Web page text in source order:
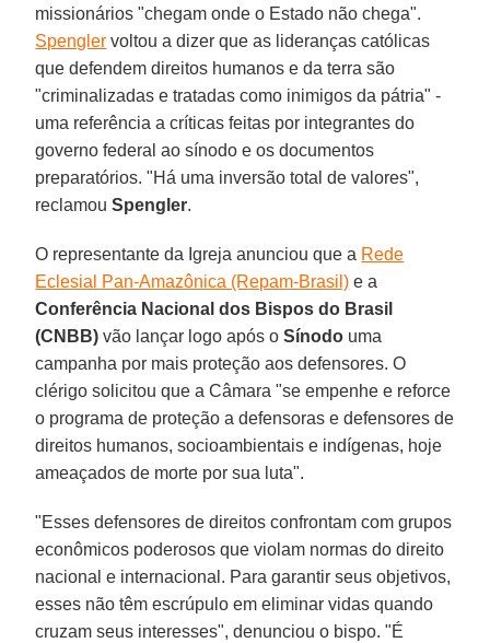
missionários "chegam onde o Estado não chega".
Spengler voltou a dizer que as lideranças católicas
que defendem direitos humanos e da terra são
"criminalizadas e tratadas como inimigos da pátria" -
uma referência a críticas feitas por integrantes do
governo federal ao sínodo e os documentos
preparatórios. "Há uma inversão total de valores",
reclamouSpengler.
O representante da Igreja anunciou que a Rede
Eclesial Pan-Amazônica (Repam-Brasil) e a
Conferência Nacional dos Bispos do Brasil
(CNBB) vão lançar logo após oSínodo uma
campanha por mais proteção aos defensores. O
clérigo solicitou que a Câmara "se empenhe e reforce
o programa de proteção a defensoras e defensores de
direitos humanos, socioambientais e indígenas, hoje
ameaçados de morte por sua luta".
"Esses defensores de direitos confrontam com grupos
econômicos poderosos que violam normas do direito
nacional e internacional. Para garantir seus objetivos,
esses não têm escrúpulo em eliminar vidas quando
cruzam seus interesses", denunciou o bispo. "É